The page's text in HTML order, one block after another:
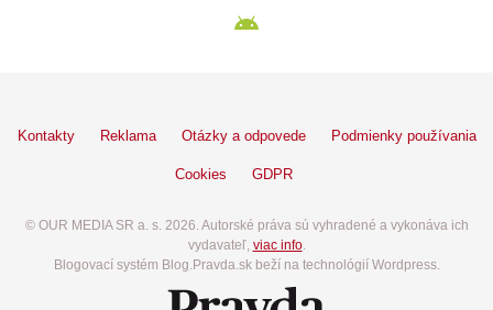
Kontakty Reklama Otázky a odpovede Podmienky používania
Cookies GDPR
© OUR MEDIA SR a. s. 2026. Autorské práva sú vyhradené a vykonáva ich
vydavateľ, viac info.
Blogovací systém Blog.Pravda.sk beží na technológií Wordpress.